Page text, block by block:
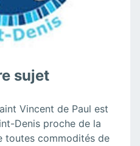
sujet
Vincent de Paul est
Denis proche de la
toutes commodités de